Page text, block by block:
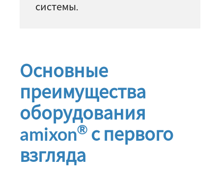
системы.
Основные
преимущества
оборудования
amixon® с первого
взгляда